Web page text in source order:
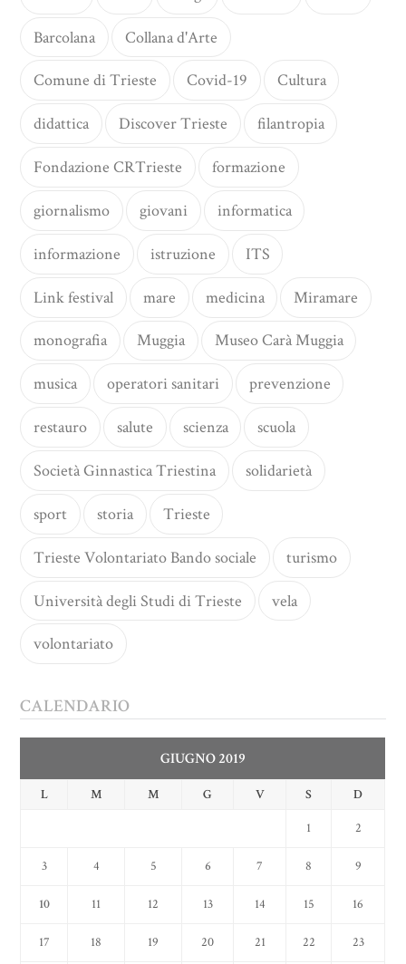
Barcolana Collana d'Arte
Comune di Trieste Covid-19 Cultura
didattica Discover Trieste filantropia
Fondazione CRTrieste formazione
giornalismo giovani informatica
informazione istruzione ITS
Link festival mare medicina Miramare
monografia Muggia Museo Carà Muggia
musica operatori sanitari prevenzione
restauro salute scienza scuola
Società Ginnastica Triestina solidarietà
sport storia Trieste
Trieste Volontariato Bando sociale turismo
Università degli Studi di Trieste vela
volontariato
CALENDARIO
GIUGNO 2019
L M M G V S D
1 2
3 4 5 6 7 8 9
10 11 12 13 14 15 16
17 18 19 20 21 22 23